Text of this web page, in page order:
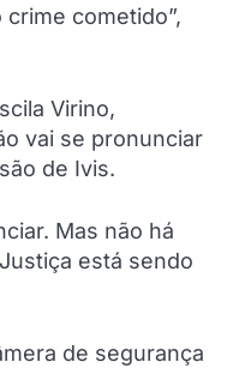
cometido”,
Virino,
vai se pronunciar
de Ivis.
Mas não há
está sendo
de segurança